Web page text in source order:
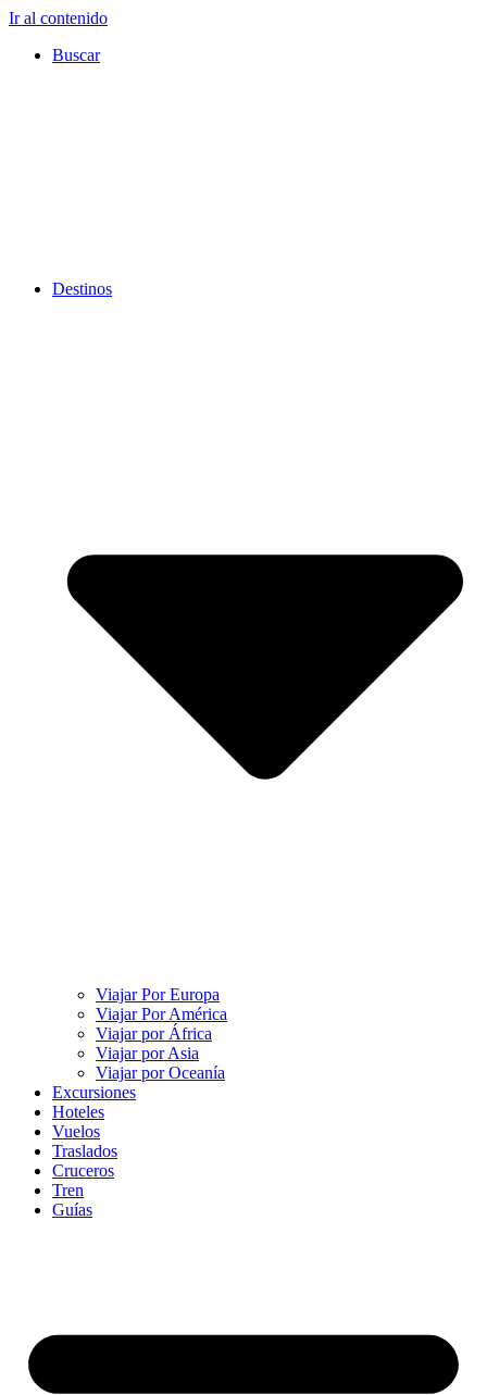
Ir al contenido
Buscar
Destinos
Viajar Por Europa
Viajar Por América
Viajar por África
Viajar por Asia
Viajar por Oceanía
Excursiones
Hoteles
Vuelos
Traslados
Cruceros
Tren
Guías